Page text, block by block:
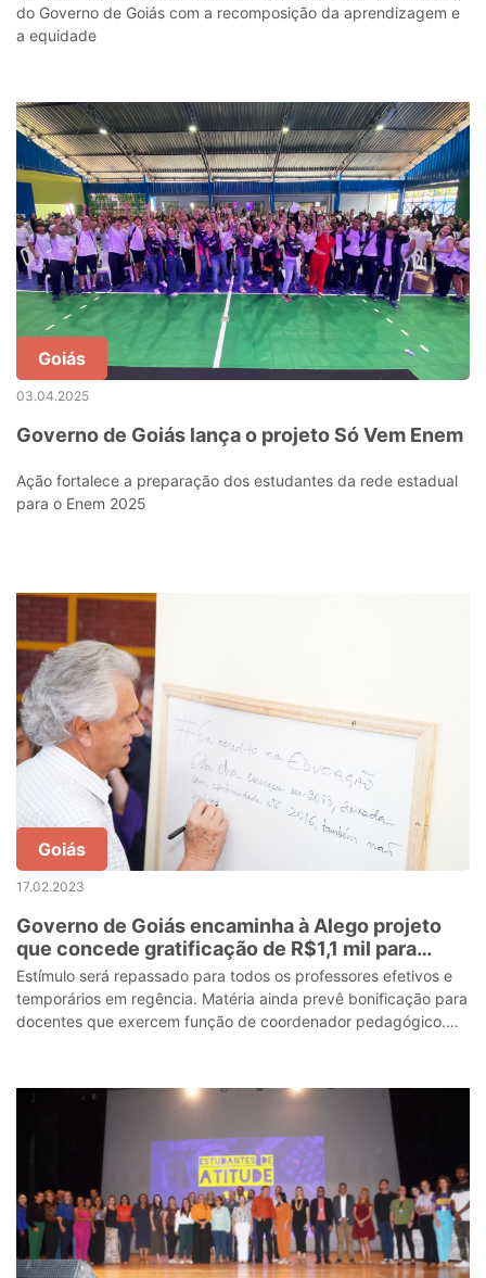
do Governo de Goiás com a recomposição da aprendizagem e
a equidade
Goiás
03.04.2025
Governo de Goiás lança o projeto Só Vem Enem
Ação fortalece a preparação dos estudantes da rede estadual
para o Enem 2025
Goiás
17.02.2023
Governo de Goiás encaminha à Alego projeto
que concede gratificação de R$1,1 mil para
professores
Estímulo será repassado para todos os professores efetivos e
temporários em regência. Matéria ainda prevê bonificação para
docentes que exercem função de coordenador pedagógico.